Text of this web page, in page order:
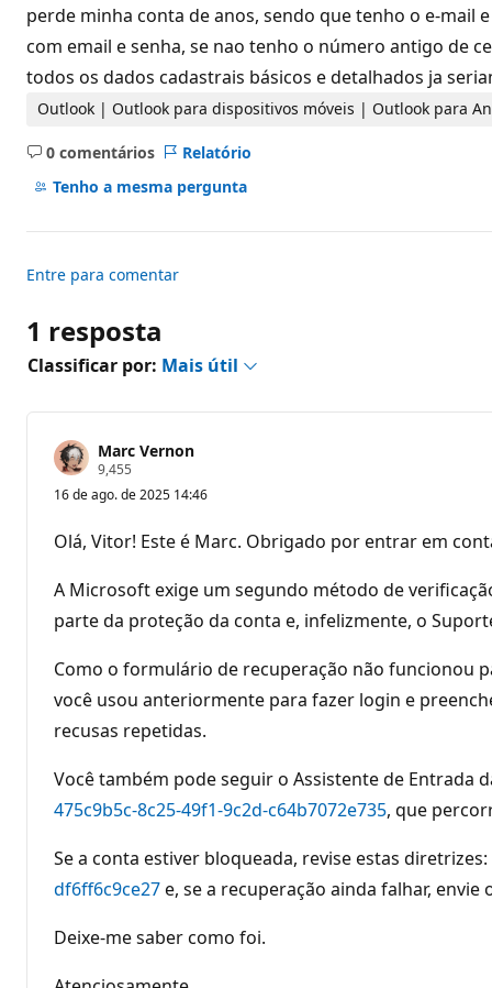
d
e
r
p
t
ã
perde minha conta de anos, sendo que tenho o e-
com email e senha, se nao tenho o número antigo de
todos os dados cadastrais básicos e detalhados ja
Outlook | Outlook para dispositivos móveis | Outlook para
0 comentários
Sem
comentários
Relatório
Tenho a mesma pergunta
Entre para comentar
1 resposta
Classificar por: Mais útil
Marc Vernon
9,455
n
o
s
e
r
e
p
t
ç
o
16 de ago. de 2025 14:46
Olá, Vitor! Este é Marc. Obrigado por entrar em
A Microsoft exige um segundo método de
parte da proteção da conta e, infelizmente, o
Como o formulário de recuperação não funcionou
você usou anteriormente para fazer login e
recusas repetidas.
Você também pode seguir o Assistente de Entrada
475c9b5c-8c25-49f1-9c2d-c64b7072e735, que
Se a conta estiver bloqueada, revise estas diretrizes:
df6ff6c9ce27e, se a recuperação ainda falhar,
Deixe-me saber como foi.